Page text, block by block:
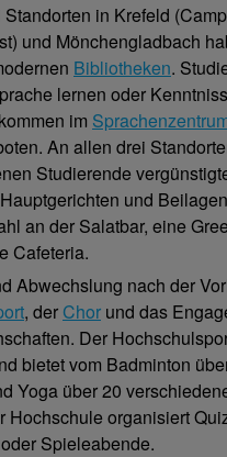
in Krefeld
und Mönchengladbach
Bibliotheken.
lernen oder
im
An allen drei
Studierende
und
an der Salatbar, eine
Cafeteria.
Abwechslung nach der
, der Chor und das
Der
bietet vom Badminton
Yoga über 20
Hochschule organisiert
Spieleabende.